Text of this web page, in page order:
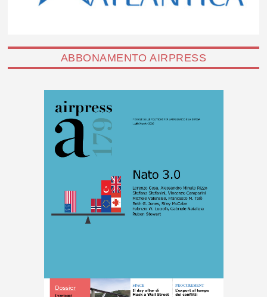
ABBONAMENTO AIRPRESS